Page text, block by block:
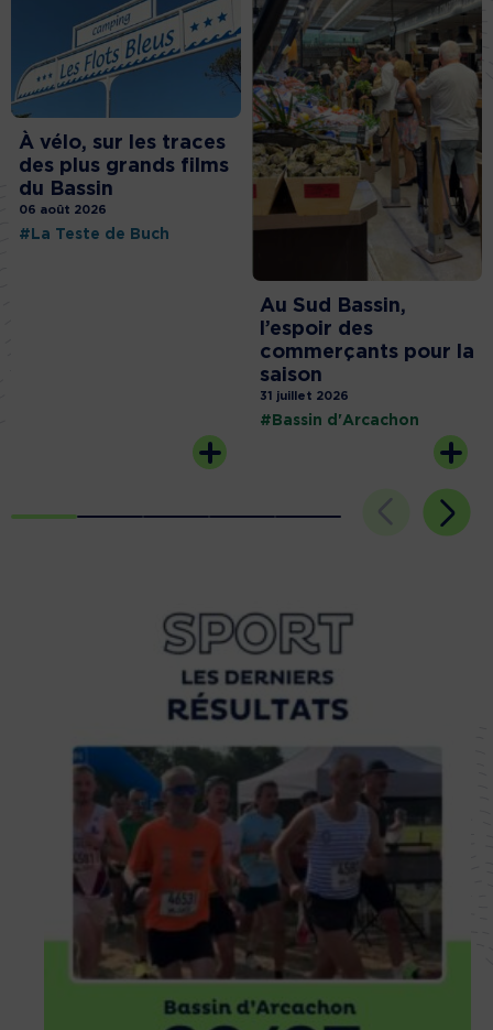
À vélo, sur les traces
des plus grands films
du Bassin
06 août 2026
#La Teste de Buch
Au Sud Bassin,
l’espoir des
commerçants pour la
saison
31 juillet 2026
#Bassin d'Arcachon